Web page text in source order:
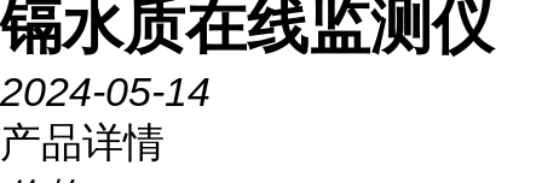
镉水质在线监测仪
2024-05-14
产品详情